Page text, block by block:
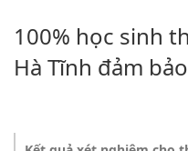
100% học sinh
Hà Tĩnh đảm